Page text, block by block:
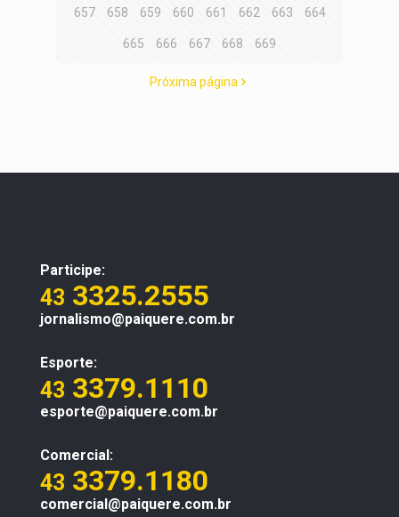
657 658 659 660 661 662 663 664
665 666 667 668 669
Próxima página
Participe:
43 3325.2555
jornalismo@paiquere.com.br
Esporte:
43 3379.1110
esporte@paiquere.com.br
Comercial:
43 3379.1180
comercial@paiquere.com.br